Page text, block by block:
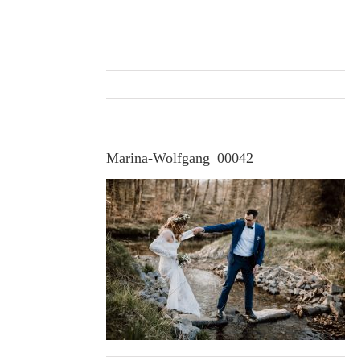
Marina-Wolfgang_00042